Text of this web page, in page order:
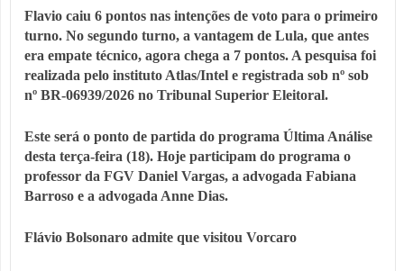
Flavio caiu 6 pontos nas intenções de voto para o primeiro
turno. No segundo turno, a vantagem de Lula, que antes
era empate técnico, agora chega a 7 pontos. A pesquisa foi
realizada pelo instituto Atlas/Intel e registrada sob nº sob
nº BR-06939/2026 no Tribunal Superior Eleitoral.
Este será o ponto de partida do programa Última Análise
desta terça-feira (18). Hoje participam do programa o
professor da FGV Daniel Vargas, a advogada Fabiana
Barroso e a advogada Anne Dias.
Flávio Bolsonaro admite que visitou Vorcaro